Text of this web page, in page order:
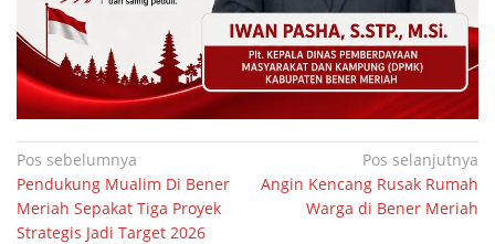
Navigasi
pos
Pos sebelumnya
Pendukung Mualim Di Bener
Meriah Sepakat Tiga Proyek
Strategis Jadi Target 2026
Pos selanjutnya
Angin Kencang Rusak Rumah
Warga di Bener Meriah